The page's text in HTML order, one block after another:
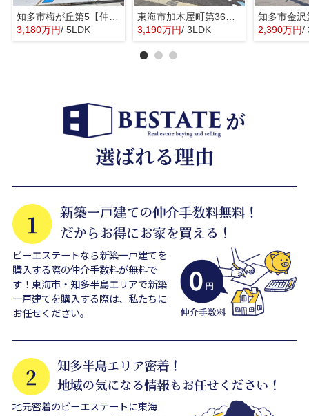
3,180万円/ 5LDK
3,190万円/ 3LDK 2,390万円/
ビーエステートなら新築一戸建てを
購入する際の仲介手数料が無料で
す！東海市・知多半島エリアで新築
一戸建てを購入する際は、私たちに
お任せください。
地元密着のビーエステートに東海